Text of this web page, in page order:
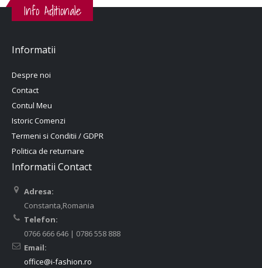
Info Aditionale
Informatii
Despre noi
Contact
Contul Meu
Istoric Comenzi
Termeni si Conditii / GDPR
Politica de returnare
Informatii Contact
Adresa:
Constanta,Romania
Telefon:
0766 666 646 | 0786 558 888
Email:
office@i-fashion.ro